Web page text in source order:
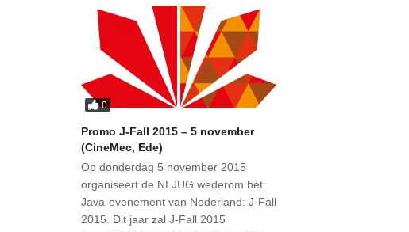
0
Promo J-Fall 2015 – 5 november
(CineMec, Ede)
Op donderdag 5 november 2015
organiseert de NLJUG wederom hét
Java-evenement van Nederland: J-Fall
2015. Dit jaar zal J-Fall 2015